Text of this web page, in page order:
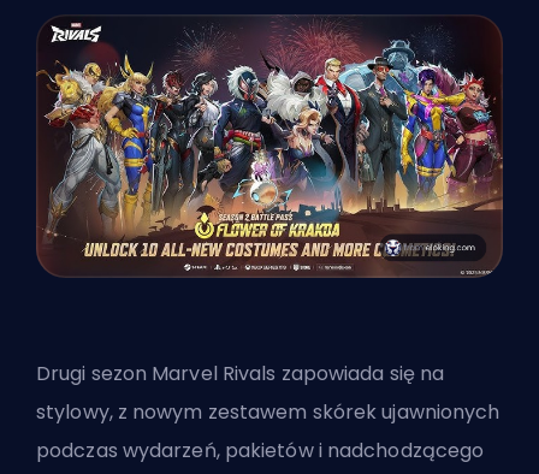
Drugi sezon Marvel Rivals zapowiada się na
stylowy, z nowym zestawem skórek ujawnionych
podczas wydarzeń, pakietów i nadchodzącego